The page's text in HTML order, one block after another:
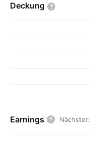
Deckung
Earnings Nächster: